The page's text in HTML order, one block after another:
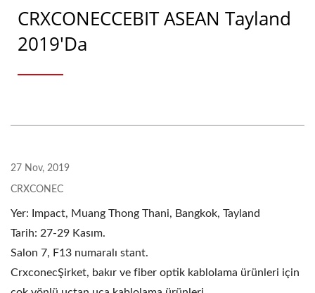
CRXCONECCEBIT ASEAN Tayland
2019'da
27 Nov, 2019
CRXCONEC
Yer: Impact, Muang Thong Thani, Bangkok, Tayland
Tarih: 27-29 Kasım.
Salon 7, F13 numaralı stant.
CrxconecŞirket, bakır ve fiber optik kablolama ürünleri için